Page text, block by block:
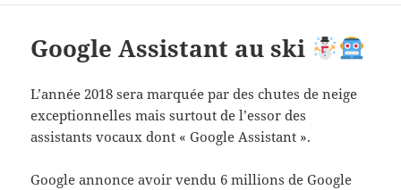
Google Assistant au ski
L’année 2018 sera marquée par des chutes de neige
exceptionnelles mais surtout de l’essor des
assistants vocaux dont « Google Assistant ».
Google annonce avoir vendu 6 millions de Google